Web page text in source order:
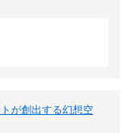
が創出する幻想空